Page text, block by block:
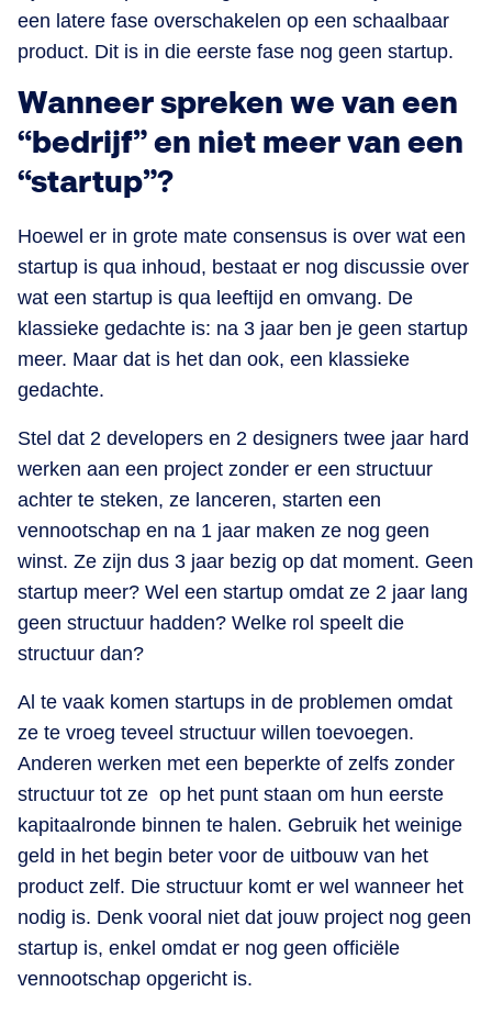
een latere fase overschakelen op een schaalbaar
product. Dit is in die eerste fase nog geen startup.
Wanneer spreken we van een
“bedrijf” en niet meer van een
“startup”?
Hoewel er in grote mate consensus is over wat een
startup is qua inhoud, bestaat er nog discussie over
wat een startup is qua leeftijd en omvang. De
klassieke gedachte is: na 3 jaar ben je geen startup
meer. Maar dat is het dan ook, een klassieke
gedachte.
Stel dat 2 developers en 2 designers twee jaar hard
werken aan een project zonder er een structuur
achter te steken, ze lanceren, starten een
vennootschap en na 1 jaar maken ze nog geen
winst. Ze zijn dus 3 jaar bezig op dat moment. Geen
startup meer? Wel een startup omdat ze 2 jaar lang
geen structuur hadden? Welke rol speelt die
structuur dan?
Al te vaak komen startups in de problemen omdat
ze te vroeg teveel structuur willen toevoegen.
Anderen werken met een beperkte of zelfs zonder
structuur tot ze op het punt staan om hun eerste
kapitaalronde binnen te halen. Gebruik het weinige
geld in het begin beter voor de uitbouw van het
product zelf. Die structuur komt er wel wanneer het
nodig is. Denk vooral niet dat jouw project nog geen
startup is, enkel omdat er nog geen officiële
vennootschap opgericht is.